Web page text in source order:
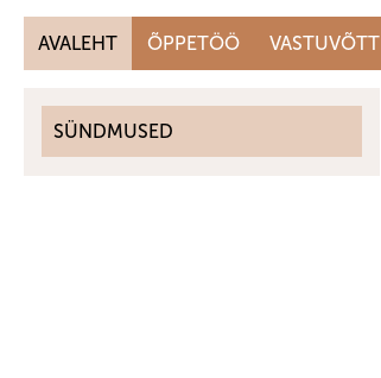
AVALEHT ÕPPETÖÖ VASTUVÕTT
SÜNDMUSED